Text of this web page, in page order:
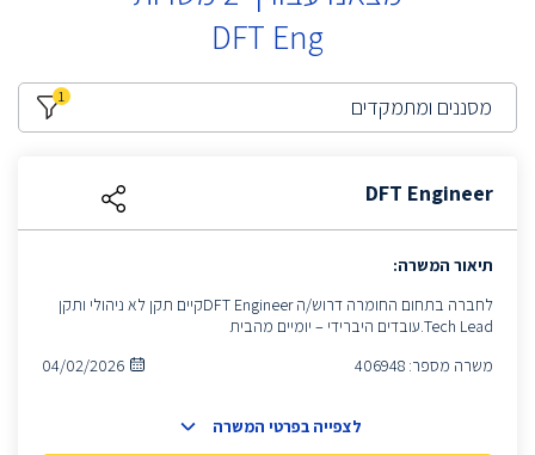
DFT Eng
מסננים ומתמקדים 1
DFT Engineer
תיאור המשרה:
לחברה בתחום החומרה דרוש/ה DFT Engineerקיים תקן לא ניהולי ותקן
Tech Lead.עובדים היברידי – יומיים מהבית
משרה מספר: 406948
04/02/2026
לצפייה בפרטי המשרה